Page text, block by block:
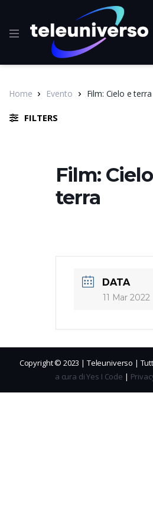
Home Evento Film: Cielo e terra
FILTERS
Film:
terra
DATA
11 Mar 2022
Copyright © 2023 | Teleuniverso |
a cura di Yes I Code |